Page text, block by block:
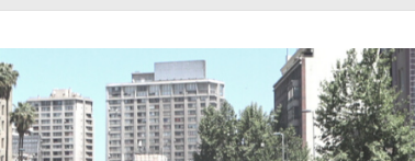
políticas, prácticas y representaciones [2022]
teoría crítica de las fronteras latinoamericanas
Santiago : un patrimonio emblemático [2014]